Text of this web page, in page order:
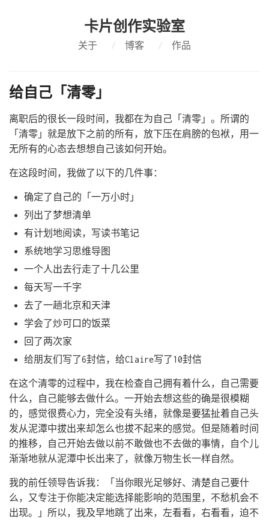
卡片创作实验室
关于 / 博客 / 作品
给自己「清零」
离职后的很长一段时间，我都在为自己「清零」。所谓的
「清零」就是放下之前的所有，放下压在肩膀的包袱，用一
无所有的心态去想想自己该如何开始。
在这段时间，我做了以下的几件事：
确定了自己的「一万小时」
列出了梦想清单
有计划地阅读，写读书笔记
系统地学习思维导图
一个人出去行走了十几公里
每天写一千字
去了一趟北京和天津
学会了炒可口的饭菜
回了两次家
给朋友们写了6封信，给Claire写了10封信
在这个清零的过程中，我在检查自己拥有着什么，自己需要
什么，自己能够去做什么。一开始去想这些的确是很模糊
的，感觉很费心力，完全没有头绪，就像是要猛扯着自己头
发从泥潭中拔出来却怎么也拔不起来的感觉。但是随着时间
的推移，自己开始去做以前不敢做也不去做的事情，自个儿
渐渐地就从泥潭中长出来了，就像万物生长一样自然。
我的前任领导告诉我：「当你眼光足够好、清楚自己要什
么，又专注于你能决定能选择能影响的范围里，不愁机会不
出现。」所以，我及早地跳了出来，左看看，右看看，迫不